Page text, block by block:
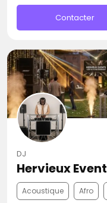
Contacter
DJ
Hervieux Event
Acoustique Afro